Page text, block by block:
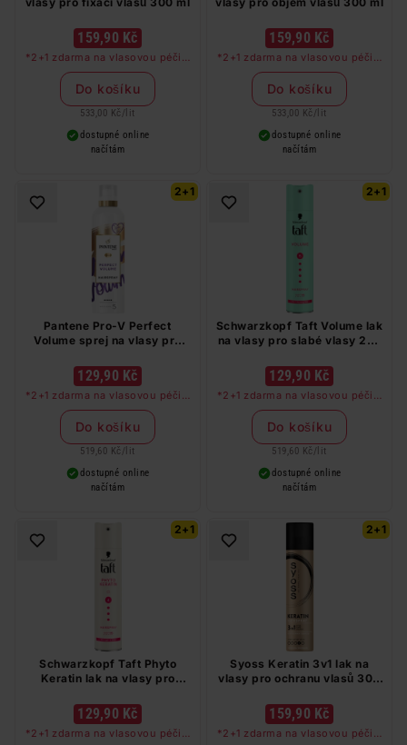
159,90 Kč
*2+1 zdarma na vlasovou péči v
libovolné kombinaci, nejlevnější
produkt zdarma. Neplatí na
barvy na vlasy a cestovní balení.
Do košíku
533,00 Kč / lit
dostupné online
načítám
159,90 Kč
*2+1 zdarma na vlasovou péči v
libovolné kombinaci, nejlevnější
produkt zdarma. Neplatí na
barvy na vlasy a cestovní balení.
Do košíku
533,00 Kč / lit
dostupné online
načítám
2+1
Pantene Pro-V Perfect
Volume sprej na vlasy pro
129,90 Kč
*2+1 zdarma na vlasovou péči v
libovolné kombinaci, nejlevnější
produkt zdarma. Neplatí na
barvy na vlasy a cestovní balení.
Do košíku
519,60 Kč / lit
dostupné online
načítám
2+1
Schwarzkopf Taft Volume lak
na vlasy pro slabé vlasy 250
129,90 Kč
*2+1 zdarma na vlasovou péči v
libovolné kombinaci, nejlevnější
produkt zdarma. Neplatí na
barvy na vlasy a cestovní balení.
Do košíku
519,60 Kč / lit
dostupné online
načítám
2+1
Schwarzkopf Taft Phyto
Keratin lak na vlasy pro
129,90 Kč
*2+1 zdarma na vlasovou péči v
2+1
Syoss Keratin 3v1 lak na
vlasy pro ochranu vlasů 300
159,90 Kč
*2+1 zdarma na vlasovou péči v